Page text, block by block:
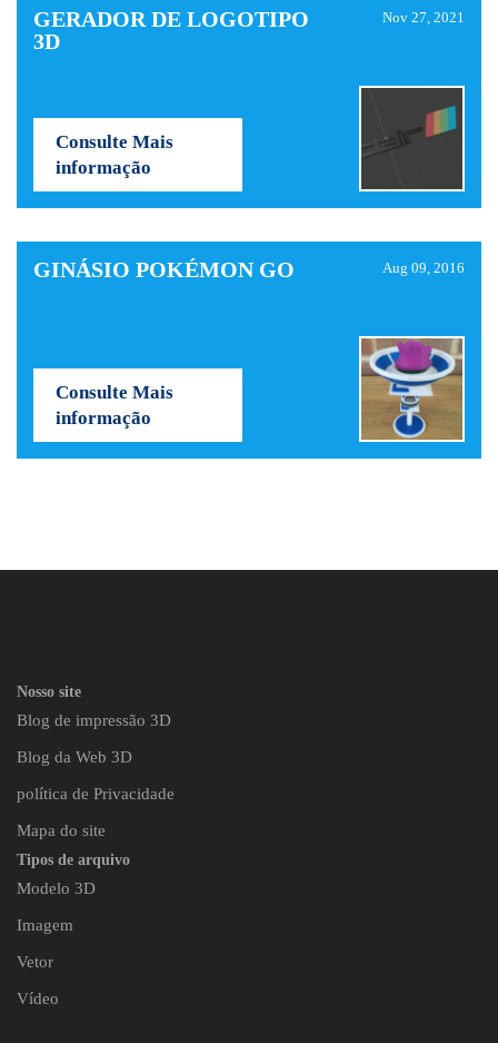
GERADOR DE LOGOTIPO
3D
Nov 27, 2021
Consulte Mais
informação
GINÁSIO POKÉMON GO Aug 09, 2016
Consulte Mais
informação
Nosso site
Blog de impressão 3D
Blog da Web 3D
política de Privacidade
Mapa do site
Tipos de arquivo
Modelo 3D
Imagem
Vetor
Vídeo